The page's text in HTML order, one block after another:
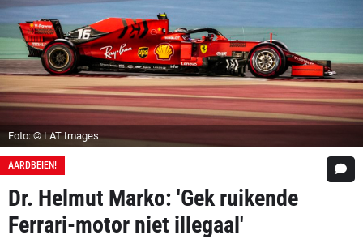
Foto: © LAT Images
AARDBEIEN!
Dr. Helmut Marko: 'Gek ruikende
Ferrari-motor niet illegaal'